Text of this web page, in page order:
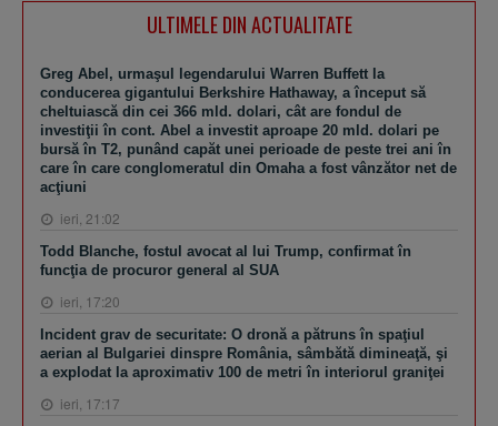
ULTIMELE DIN ACTUALITATE
Greg Abel, urmaşul legendarului Warren Buffett la
conducerea gigantului Berkshire Hathaway, a început să
cheltuiască din cei 366 mld. dolari, cât are fondul de
investiţii în cont. Abel a investit aproape 20 mld. dolari pe
bursă în T2, punând capăt unei perioade de peste trei ani în
care în care conglomeratul din Omaha a fost vânzător net de
acţiuni
ieri, 21:02
Todd Blanche, fostul avocat al lui Trump, confirmat în
funcţia de procuror general al SUA
ieri, 17:20
Incident grav de securitate: O dronă a pătruns în spaţiul
aerian al Bulgariei dinspre România, sâmbătă dimineaţă, şi
a explodat la aproximativ 100 de metri în interiorul graniţei
ieri, 17:17